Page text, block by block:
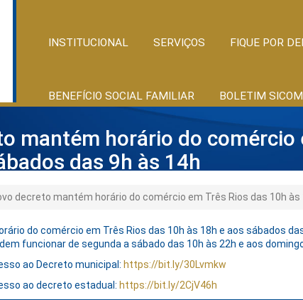
INSTITUCIONAL SERVIÇOS FIQUE POR
BENEFÍCIO SOCIAL FAMILIAR BOLETIM
mantém horário do comércio
das 9h às 14h
decreto mantém horário do comércio em Três Rios das 10h
do comércio em Três Rios das 10h às 18h e aos sábados
funcionar de segunda a sábado das 10h às 22h e aos
ao Decreto municipal: https://bit.ly/30Lvmkw
ao decreto estadual: https://bit.ly/2CjV46h